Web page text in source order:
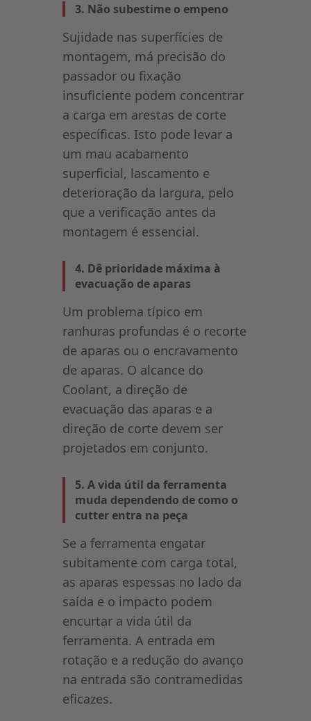
3. Não subestime o empeno
Sujidade nas superfícies de
montagem, má precisão do
passador ou fixação
insuficiente podem concentrar
a carga em arestas de corte
específicas. Isto pode levar a
um mau acabamento
superficial, lascamento e
deterioração da largura, pelo
que a verificação antes da
montagem é essencial.
4. Dê prioridade máxima à
evacuação de aparas
Um problema típico em
ranhuras profundas é o recorte
de aparas ou o encravamento
de aparas. O alcance do
Coolant, a direção de
evacuação das aparas e a
direção de corte devem ser
projetados em conjunto.
5. A vida útil da ferramenta
muda dependendo de como o
cutter entra na peça
Se a ferramenta engatar
subitamente com carga total,
as aparas espessas no lado da
saída e o impacto podem
encurtar a vida útil da
ferramenta. A entrada em
rotação e a redução do avanço
na entrada são contramedidas
eficazes.